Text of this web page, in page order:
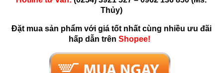
Thủy)
Đặt mua sản phẩm với giá tốt nhất cùng nhiều ưu đãi
hấp dẫn trênShopee!